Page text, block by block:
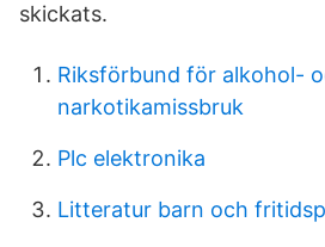
skickats.
Riksförbund för alkohol-
narkotikamissbruk
Plc elektronika
Litteratur barn och